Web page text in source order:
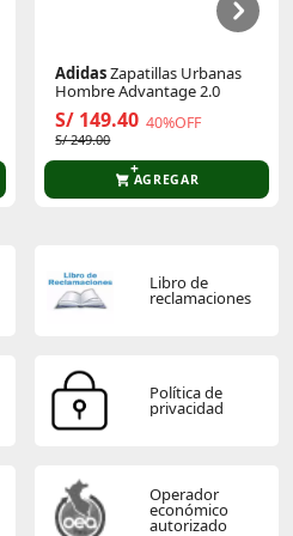
AdidasZapatillas Urbanas
Hombre Advantage 2.0
S/ 149.40 40%OFF
S/ 249.00
AGREGAR
Libro de
reclamaciones
Política de
privacidad
Operador
económico
autorizado